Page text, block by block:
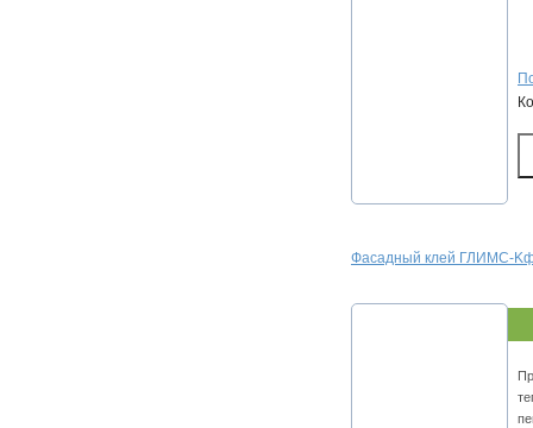
Фacaдный клeй ГЛИMC-Kф